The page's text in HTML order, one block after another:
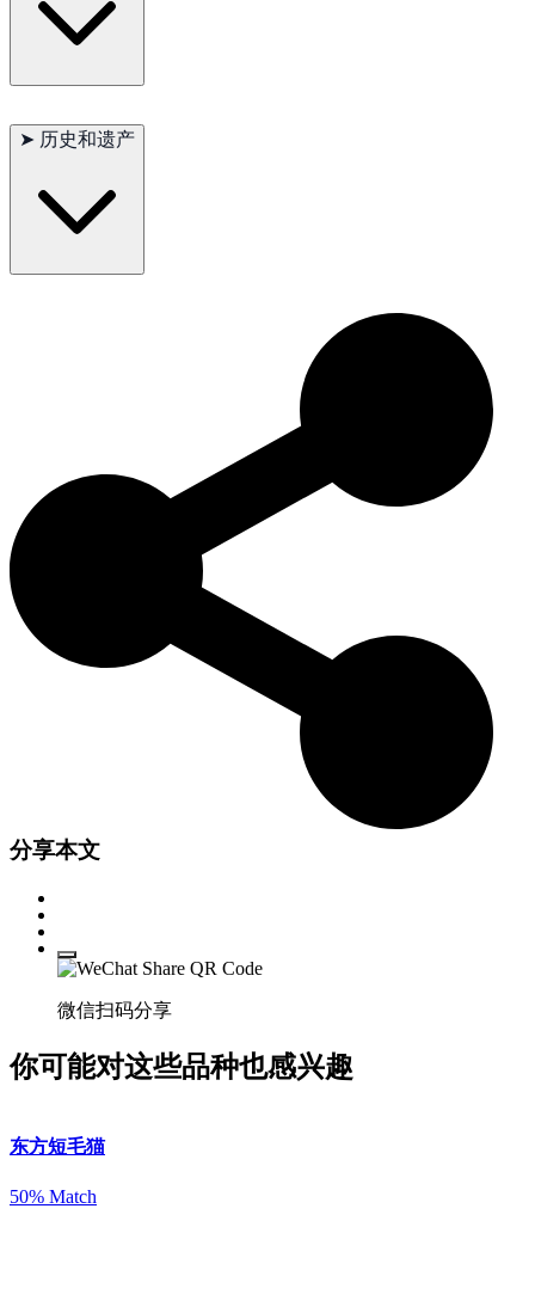
次要问题：肥胖（如果过度喂养）
建议测试：定期兽医检查
寿命：12-15年
➤ 历史和遗产
和民间传说中。其独特的外观和友好的性格使其在现代猫咪爱好
者中也非常受欢迎。日本短尾猫不仅在猫展中表现出色，而且作
分享本文
微信扫码分享
你可能对这些品种也感兴趣